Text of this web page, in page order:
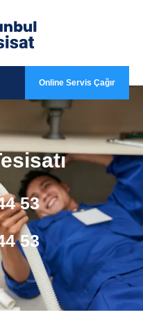
Online Servis Çağır
53
53